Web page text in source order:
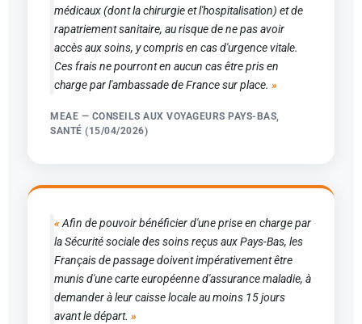
médicaux (dont la chirurgie et l'hospitalisation) et de
rapatriement sanitaire, au risque de ne pas avoir
accès aux soins, y compris en cas d'urgence vitale.
Ces frais ne pourront en aucun cas être pris en
charge par l'ambassade de France sur place.
MEAE — CONSEILS AUX VOYAGEURS PAYS-BAS,
SANTÉ (15/04/2026)
Afin de pouvoir bénéficier d'une prise en charge par
la Sécurité sociale des soins reçus aux Pays-Bas, les
Français de passage doivent impérativement être
munis d'une carte européenne d'assurance maladie, à
demander à leur caisse locale au moins 15 jours
avant le départ.